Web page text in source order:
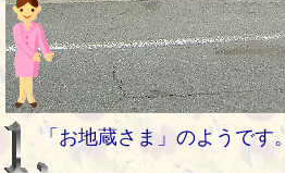
「お地蔵さま」のようです。